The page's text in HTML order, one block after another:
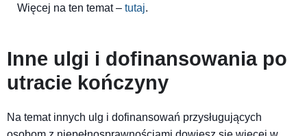
Więcej na ten temat – tutaj.
Inne ulgi i dofinansowania po
utracie kończyny
Na temat innych ulg i dofinansowań przysługujących